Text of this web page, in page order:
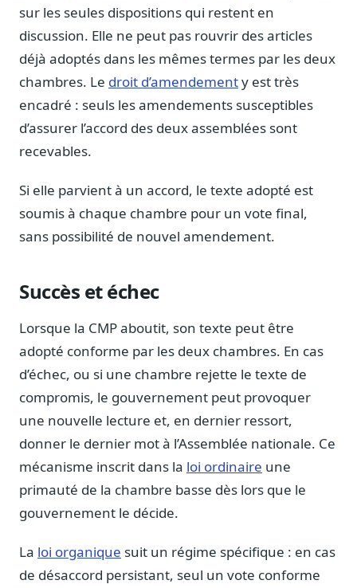
Guides pratiques
Blog & Podcast Hémicycle
Analyses, méthodes, coulisses
Lexique parlementaire
1027 termes expliqués
Glossaire affaires publiques
Sources couvertes
23 flux indexés
Nouveautés produit
Ils utilisent Legiwatch
Qui sommes-nous
Méthode, valeurs et équipe
Charte IA
Fiabilité, souveraineté, sobriété
Sécurité
Hébergement européen, RGPD
Presse
Kit média, contacts
sur les seules dispositions qui restent en
discussion. Elle ne peut pas rouvrir des articles
déjà adoptés dans les mêmes termes par les deux
chambres. Le droit d’amendementy est très
encadré : seuls les amendements susceptibles
d’assurer l’accord des deux assemblées sont
recevables.
Si elle parvient à un accord, le texte adopté est
soumis à chaque chambre pour un vote final,
sans possibilité de nouvel amendement.
Succès et échec
Lorsque la CMP aboutit, son texte peut être
adopté conforme par les deux chambres. En cas
d’échec, ou si une chambre rejette le texte de
compromis, le gouvernement peut provoquer
une nouvelle lecture et, en dernier ressort,
donner le dernier mot à l’Assemblée nationale. Ce
mécanisme inscrit dans la loi ordinaire une
primauté de la chambre basse dès lors que le
gouvernement le décide.
La loi organique suit un régime spécifique : en cas
de désaccord persistant, seul un vote conforme